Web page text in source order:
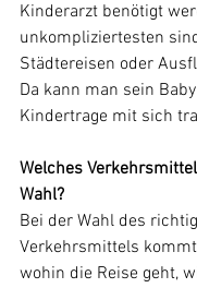
Kinderarzt benötigt
unkompliziertesten
Städtereisen oder
Da kann man sein
Kindertrage mit sich
Welches
Wahl?
Bei der Wahl des
Verkehrsmittels
wohin die Reise geht,